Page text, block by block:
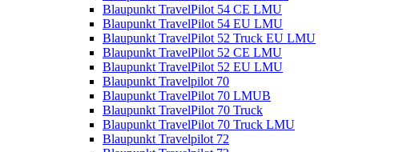
Blaupunkt TravelPilot 54 CE LMU
Blaupunkt TravelPilot 54 EU LMU
Blaupunkt TravelPilot 52 Truck EU LMU
Blaupunkt TravelPilot 52 CE LMU
Blaupunkt TravelPilot 52 EU LMU
Blaupunkt Travelpilot 70
Blaupunkt TravelPilot 70 LMUB
Blaupunkt TravelPilot 70 Truck
Blaupunkt TravelPilot 70 Truck LMU
Blaupunkt Travelpilot 72